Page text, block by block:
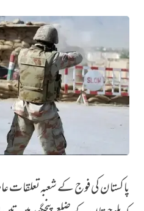
بلوچستان میں کارروائی،
پاکستان کی فوج کے شعبہ